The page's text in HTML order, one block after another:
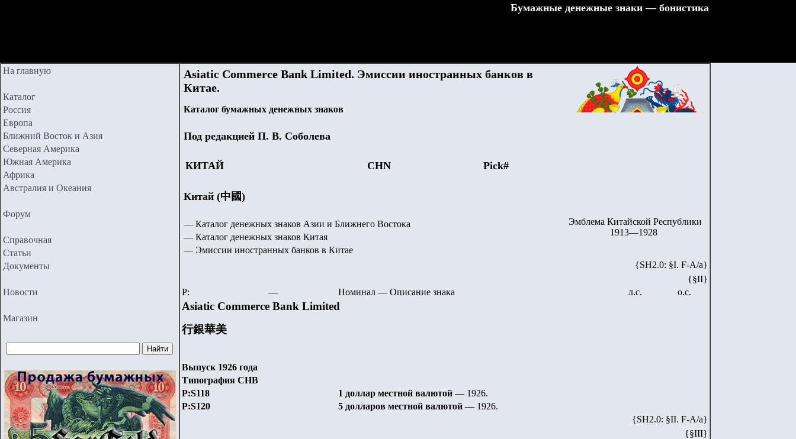
Бумажные денежные знаки — бонистика
На главную
Каталог
Россия
Европа
Ближний Восток и Азия
Северная Америка
Южная Америка
Африка
Австралия и Океания
Форум
Справочная
Статьи
Документы
Новости
Магазин
Asiatic Commerce Bank Limited. Эмиссии иностранных банков в
Китае.
Каталог бумажных денежных знаков
Под редакцией П. В. Соболева
КИТАЙ CHN Pick#
Китай (中國)
— Каталог денежных знаков Азии и Ближнего Востока
— Каталог денежных знаков Китая
— Эмиссии иностранных банков в Китае
Эмблема Китайской Республики
1913—1928
{SH2.0: §I. F-А/а}
{§II}
P: — Номинал — Описание знака л.с. о.с.
Asiatic Commerce Bank Limited
行銀華美
Выпуск 1926 года
Типография CHB
P:S118 1 доллар местной валютой — 1926.
P:S120 5 долларов местной валютой — 1926.
{SH2.0: §II. F-A/a}
{§III}